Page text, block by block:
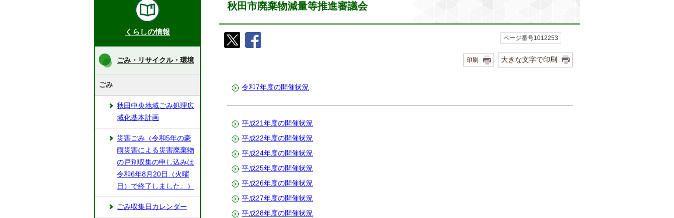
秋田市廃棄物減量等推進審議会
ページ番号1012253
印刷 大きな文字で印刷
令和7年度の開催状況
平成21年度の開催状況
平成22年度の開催状況
平成24年度の開催状況
平成25年度の開催状況
平成26年度の開催状況
平成27年度の開催状況
平成28年度の開催状況
くらしの情報
ごみ・リサイクル・環境
ごみ
秋田中央地域ごみ処理広
域化基本計画
災害ごみ（令和5年の豪
雨災害による災害廃棄物
の戸別収集の申し込みは
令和6年8月20日（火曜
日）で終了しました。）
ごみ収集日カレンダー